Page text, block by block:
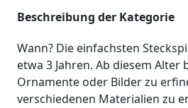
Beschreibung der Kategorie
Wann? Die einfachsten
etwa 3 Jahren. Ab diesem
Ornamente oder Bilder zu
verschiedenen Materialien zu